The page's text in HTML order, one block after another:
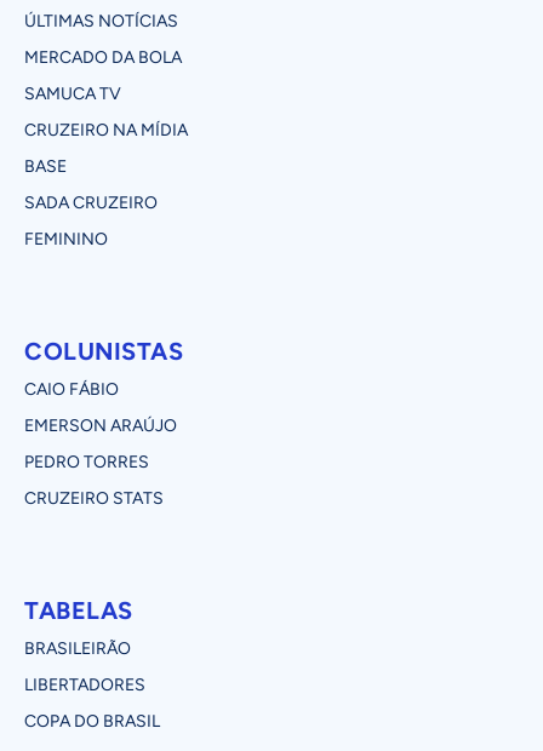
ÚLTIMAS NOTÍCIAS
MERCADO DA BOLA
SAMUCA TV
CRUZEIRO NA MÍDIA
BASE
SADA CRUZEIRO
FEMININO
COLUNISTAS
CAIO FÁBIO
EMERSON ARAÚJO
PEDRO TORRES
CRUZEIRO STATS
TABELAS
BRASILEIRÃO
LIBERTADORES
COPA DO BRASIL